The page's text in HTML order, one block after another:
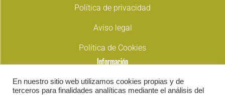
Política de privacidad
Aviso legal
Política de Cookies
Información
965426172 | 966243128
En nuestro sitio web utilizamos cookies propias y de
terceros para finalidades analíticas mediante el análisis del